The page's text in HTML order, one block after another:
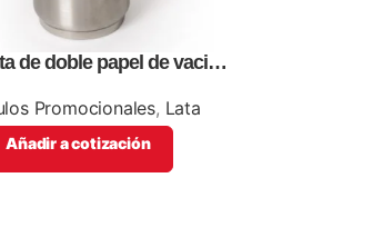
de doble papel de vació,
color
Promocionales, Lata
Añadir a cotización